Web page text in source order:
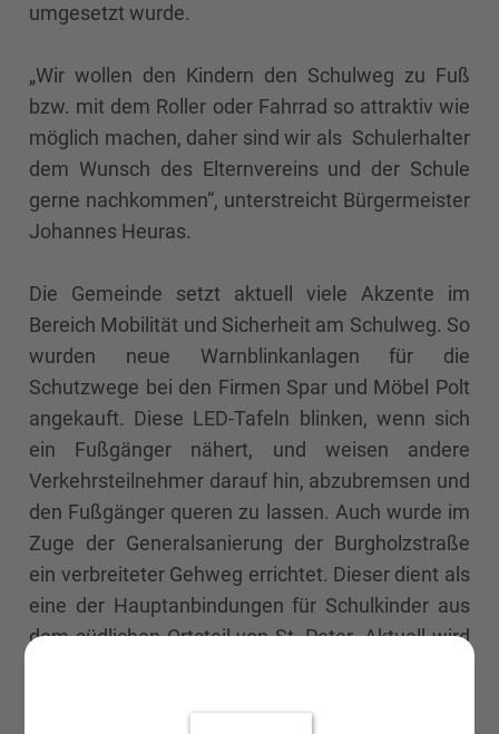
umgesetzt wurde.
„Wir wollen den Kindern den Schulweg zu Fuß
bzw. mit dem Roller oder Fahrrad so attraktiv wie
möglich machen, daher sind wir als Schulerhalter
dem Wunsch des Elternvereins und der Schule
gerne nachkommen“, unterstreicht Bürgermeister
Johannes Heuras.
Die Gemeinde setzt aktuell viele Akzente im
Bereich Mobilität und Sicherheit am Schulweg. So
wurden neue Warnblinkanlagen für die
Schutzwege bei den Firmen Spar und Möbel Polt
angekauft. Diese LED-Tafeln blinken, wenn sich
ein Fußgänger nähert, und weisen andere
Verkehrsteilnehmer darauf hin, abzubremsen und
den Fußgänger queren zu lassen. Auch wurde im
Zuge der Generalsanierung der Burgholzstraße
ein verbreiteter Gehweg errichtet. Dieser dient als
eine der Hauptanbindungen für Schulkinder aus
dem südlichen Ortsteil von St. Peter. Aktuell wird